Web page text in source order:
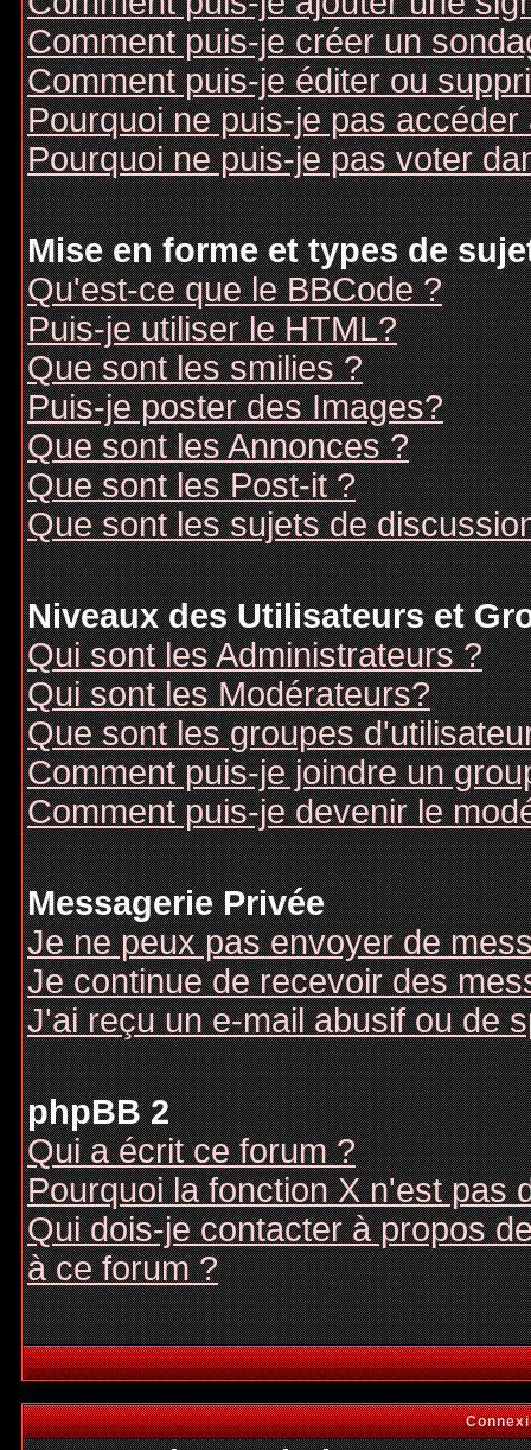
Comment puis-je créer un
Comment puis-je éditer ou
Pourquoi ne puis-je pas accéder
Pourquoi ne puis-je pas voter
Mise en forme et types de
Qu'est-ce que le BBCode ?
Puis-je utiliser le HTML?
Que sont les smilies ?
Puis-je poster des Images?
Que sont les Annonces ?
Que sont les Post-it ?
Que sont les sujets de
Niveaux des Utilisateurs et
Qui sont les Administrateurs ?
Qui sont les Modérateurs?
Que sont les groupes
Comment puis-je joindre un
Comment puis-je devenir le
Messagerie Privée
Je ne peux pas envoyer de
Je continue de recevoir des
J'ai reçu un e-mail abusif ou de
phpBB 2
Qui a écrit ce forum ?
Pourquoi la fonction X n'est pas
Qui dois-je contacter à propos
à ce forum ?